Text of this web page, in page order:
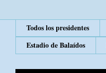
Todos los presidentes
Estadio de Balaídos